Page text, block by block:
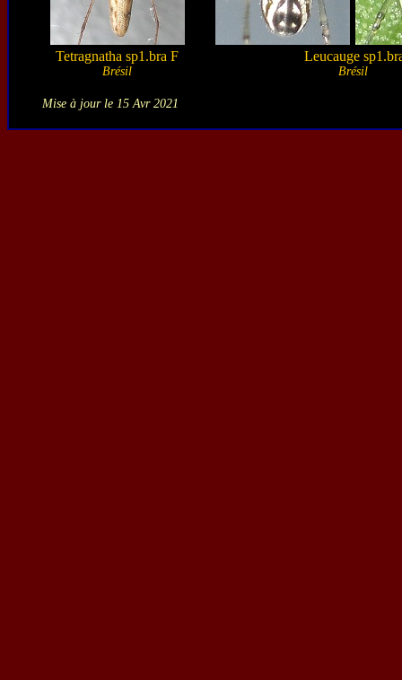
Tetragnatha sp1.bra F
Brésil
Leucauge
Brésil
Mise à jour le 15 Avr 2021